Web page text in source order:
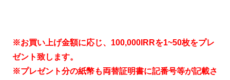
※お買い上げ金額に応じ、100,000IRRを1~50枚をプレ
ゼント致します。
※プレゼント分の紙幣も両替証明書に記番号等が記載さ